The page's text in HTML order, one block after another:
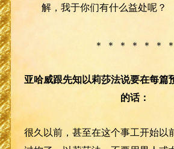
解，我于你们有什么益处呢？
＊ ＊ ＊ ＊ ＊ ＊ ＊
亚哈威跟先知以莉莎法说要在每篇
的话：
很久以前，甚至在这个事工开始以